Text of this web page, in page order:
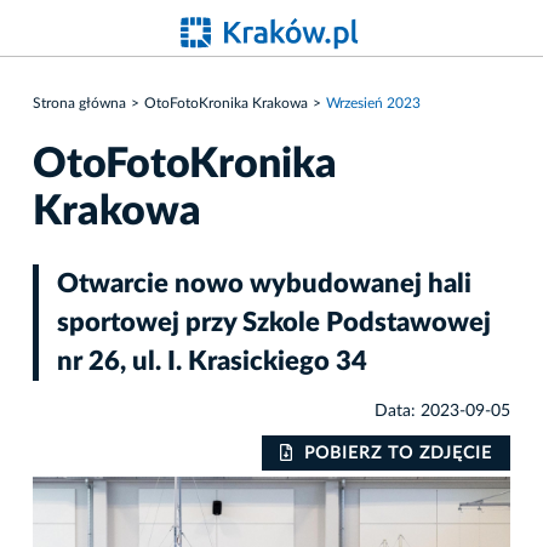
Strona główna OtoFotoKronika Krakowa Wrzesień 2023
OtoFotoKronika
Krakowa
Otwarcie nowo wybudowanej hali
sportowej przy Szkole Podstawowej
nr 26, ul. I. Krasickiego 34
Data: 2023-09-05
POBIERZ TO ZDJĘCIE